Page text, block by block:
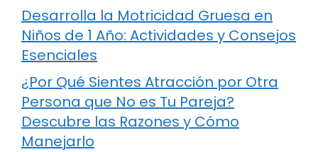
Desarrolla la Motricidad Gruesa en
Niños de 1 Año: Actividades y Consejos
Esenciales
¿Por Qué Sientes Atracción por Otra
Persona que No es Tu Pareja?
Descubre las Razones y Cómo
Manejarlo